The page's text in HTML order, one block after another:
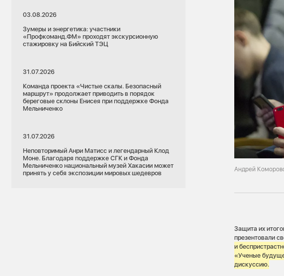
03.08.2026
Зумеры и энергетика: участники
«Профкоманд.ФМ» проходят экскурсионную
стажировку на Бийский ТЭЦ
31.07.2026
Команда проекта «Чистые скалы. Безопасный
маршрут» продолжает приводить в порядок
береговые склоны Енисея при поддержке Фонда
Мельниченко
31.07.2026
Неповторимый Анри Матисс и легендарный Клод
Моне. Благодаря поддержке СГК и Фонда
Мельниченко национальный музей Хакасии может
принять у себя экспозиции мировых шедевров
Андрей
Защита их
презентовали
и
«Ученые
дискуссию.